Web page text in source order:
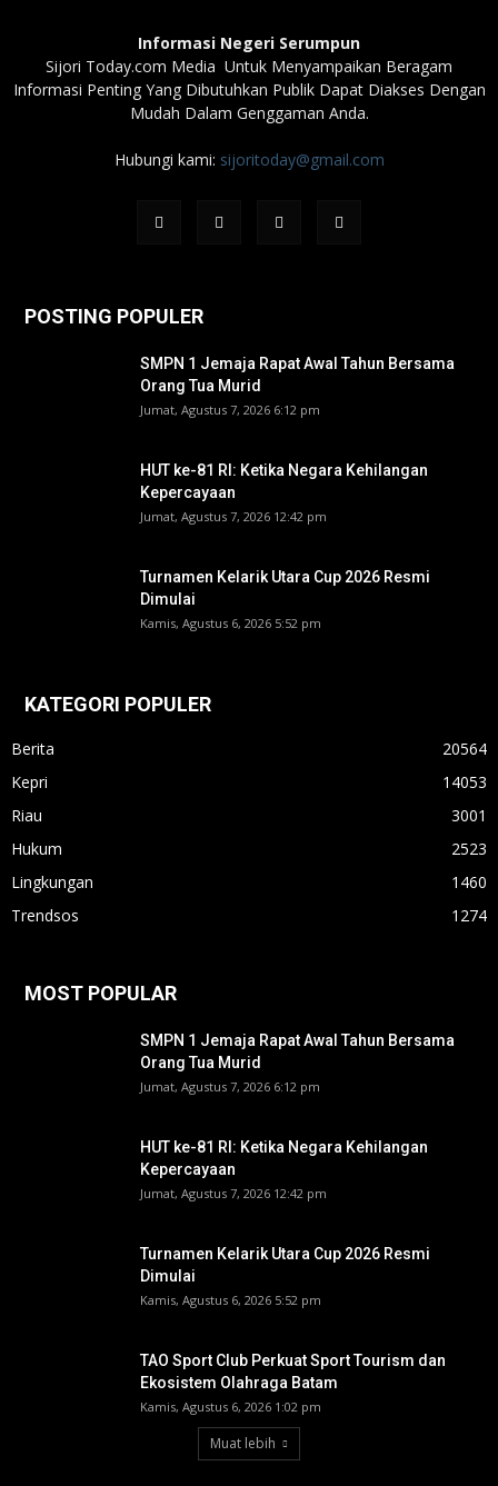
Informasi Negeri Serumpun
Sijori Today.com Media Untuk Menyampaikan Beragam
Informasi Penting Yang Dibutuhkan Publik Dapat Diakses Dengan
Mudah Dalam Genggaman Anda.
Hubungi kami: sijoritoday@gmail.com
POSTING POPULER
SMPN 1 Jemaja Rapat Awal Tahun Bersama
Orang Tua Murid ‎
Jumat, Agustus 7, 2026 6:12 pm
HUT ke-81 RI: Ketika Negara Kehilangan
Kepercayaan
Jumat, Agustus 7, 2026 12:42 pm
Turnamen Kelarik Utara Cup 2026 Resmi
Dimulai
Kamis, Agustus 6, 2026 5:52 pm
KATEGORI POPULER
Berita
20564
Kepri
14053
Riau
3001
Hukum
2523
Lingkungan
1460
Trendsos
1274
MOST POPULAR
SMPN 1 Jemaja Rapat Awal Tahun Bersama
Orang Tua Murid ‎
Jumat, Agustus 7, 2026 6:12 pm
HUT ke-81 RI: Ketika Negara Kehilangan
Kepercayaan
Jumat, Agustus 7, 2026 12:42 pm
Turnamen Kelarik Utara Cup 2026 Resmi
Dimulai
Kamis, Agustus 6, 2026 5:52 pm
TAO Sport Club Perkuat Sport Tourism dan
Ekosistem Olahraga Batam
Kamis, Agustus 6, 2026 1:02 pm
Muat lebih